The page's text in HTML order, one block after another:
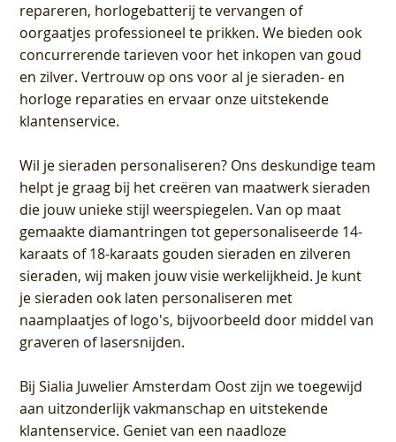
repareren, horlogebatterij te vervangen of
oorgaatjes professioneel te prikken. We bieden ook
concurrerende tarieven voor het inkopen van goud
en zilver. Vertrouw op ons voor al je sieraden- en
horloge reparaties en ervaar onze uitstekende
klantenservice.
Wil je sieraden personaliseren? Ons deskundige team
helpt je graag bij het creëren van maatwerk sieraden
die jouw unieke stijl weerspiegelen. Van op maat
gemaakte diamantringen tot gepersonaliseerde 14-
karaats of 18-karaats gouden sieraden en zilveren
sieraden, wij maken jouw visie werkelijkheid. Je kunt
je sieraden ook laten personaliseren met
naamplaatjes of logo's, bijvoorbeeld door middel van
graveren of lasersnijden.
BijSialia Juwelier Amsterdam Oostzijn we toegewijd
aan uitzonderlijk vakmanschap en uitstekende
klantenservice. Geniet van een naadloze